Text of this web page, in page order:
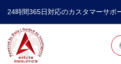
24時間365日対応のカスタマーサポ